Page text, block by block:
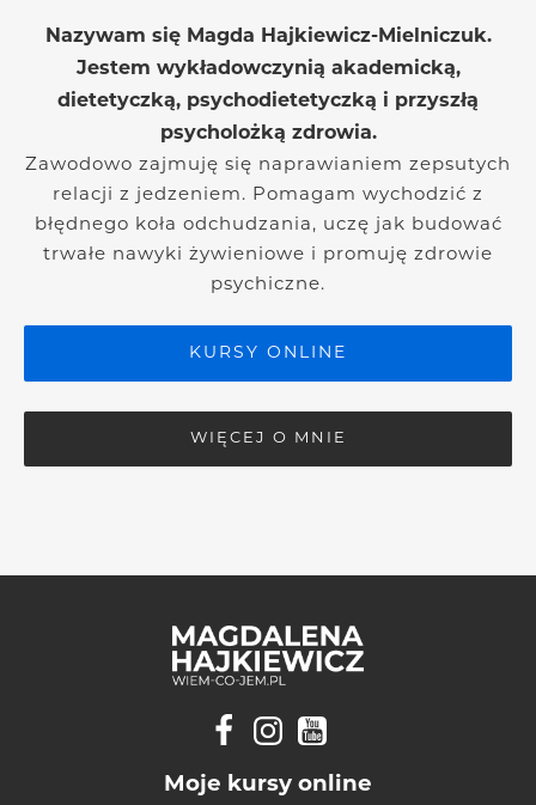
Nazywam się Magda Hajkiewicz-Mielniczuk.
Jestem wykładowczynią akademicką,
dietetyczką, psychodietetyczką i przyszłą
psycholożką zdrowia.
Zawodowo zajmuję się naprawianiem zepsutych
relacji z jedzeniem. Pomagam wychodzić z
błędnego koła odchudzania, uczę jak budować
trwałe nawyki żywieniowe i promuję zdrowie
psychiczne.
KURSY ONLINE
WIĘCEJ O MNIE
Moje kursy online